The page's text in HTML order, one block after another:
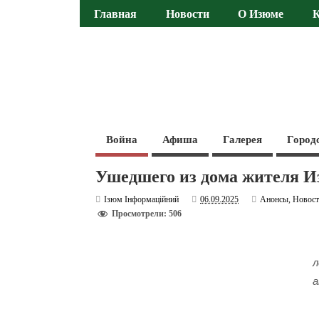
Главная Новости О Изюме
Война Афиша Галерея
Ушедшего из дома жителя
Ізюм Інформаційний 06.09.2025 Анонсы,
Просмотрели: 506